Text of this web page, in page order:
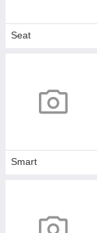
Seat
Smart